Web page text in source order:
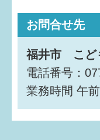
お問合せ先
福井市 こど
電話番号：
業務時間 午